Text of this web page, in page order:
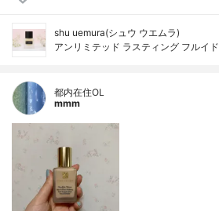
shu uemura(シュウ ウエムラ)
アンリミテッド ラスティング フルイド
都内在住OL
mmm